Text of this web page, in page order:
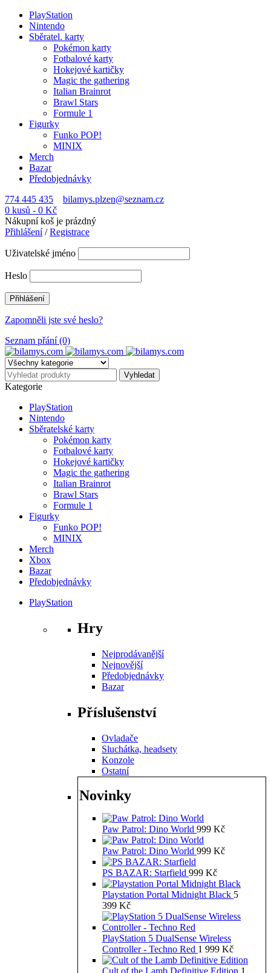
PlayStation
Nintendo
Sběratel. karty
Pokémon karty
Fotbalové karty
Hokejové kartičky
Magic the gathering
Italian Brainrot
Brawl Stars
Formule 1
Figurky
Funko POP!
MINIX
Merch
Bazar
Předobjednávky
774 445 435
bilamys.plzen@seznam.cz
0 kusů - 0 Kč
Nákupní koš je prázdný
Přihlášení/Registrace
Uživatelské jméno
Heslo
Zapomněli jste své heslo?
Seznam přání (0)
Kategorie
PlayStation
Nintendo
Sběratelské karty
Pokémon karty
Fotbalové karty
Hokejové kartičky
Magic the gathering
Italian Brainrot
Brawl Stars
Formule 1
Figurky
Funko POP!
MINIX
Merch
Xbox
Bazar
Předobjednávky
PlayStation
Hry
Nejprodávanější
Nejnovější
Předobjednávky
Bazar
Příslušenství
Ovladače
Sluchátka, headsety
Konzole
Ostatní
Novinky
Paw Patrol: Dino World 999 Kč
Paw Patrol: Dino World 999 Kč
PS BAZAR: Starfield 999 Kč
Playstation Portal Midnight Black 5
399 Kč
PlayStation 5 DualSense Wireless
Controller - Techno Red 1 999 Kč
Cult of the Lamb Definitive Edition 1